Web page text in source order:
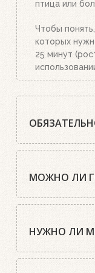
птица или
Чтобы
которых
25 минут
нужно
Блюда,
пламени.
МОЖНО ЛИ
Кроме этого,
этого, на
НУЖНО ЛИ